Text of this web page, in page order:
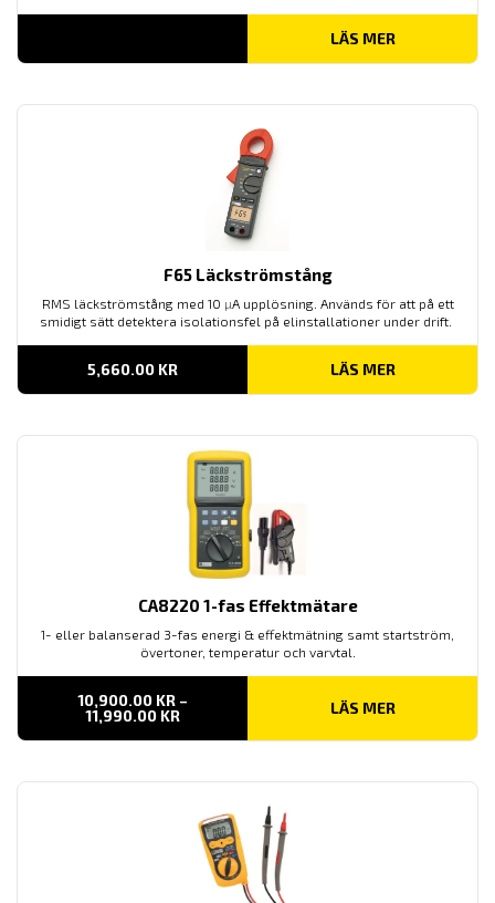
LÄS MER
F65 Läckströmstång
RMS läckströmstång med 10 µA upplösning. Används för att på ett
smidigt sätt detektera isolationsfel på elinstallationer under drift.
5,660.00 KR LÄS MER
CA8220 1-fas Effektmätare
1- eller balanserad 3-fas energi & effektmätning samt startström,
övertoner, temperatur och varvtal.
10,900.00 KR –
11,990.00 KRPRISINTERVALL:
TILL
LÄS MER